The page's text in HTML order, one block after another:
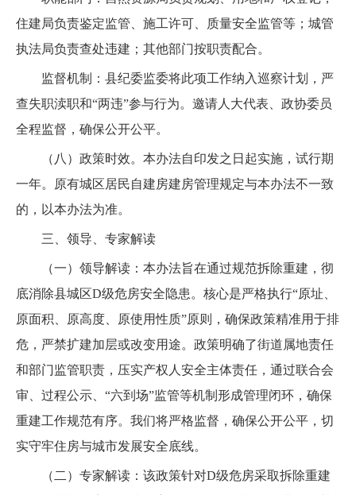
住建局负责鉴定监管、施工许可、质量安全监管等；城管
执法局负责查处违建；其他部门按职责配合。
监督机制：县纪委监委将此项工作纳入巡察计划，严
查失职渎职和“两违”参与行为。邀请人大代表、政协委员
全程监督，确保公开公平。
（八）政策时效。本办法自印发之日起实施，试行期
一年。原有城区居民自建房建房管理规定与本办法不一致
的，以本办法为准。
三、领导、专家解读
（一）领导解读：本办法旨在通过规范拆除重建，彻
底消除县城区D级危房安全隐患。核心是严格执行“原址、
原面积、原高度、原使用性质”原则，确保政策精准用于排
危，严禁扩建加层或改变用途。政策明确了街道属地责任
和部门监管职责，压实产权人安全主体责任，通过联合会
审、过程公示、“六到场”监管等机制形成管理闭环，确保
重建工作规范有序。我们将严格监督，确保公开公平，切
实守牢住房与城市发展安全底线。
（二）专家解读：该政策针对D级危房采取拆除重建